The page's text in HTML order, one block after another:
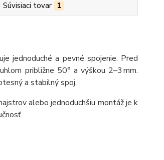
Súvisiaci tovar 1
jednoduché a pevné spojenie. Pred
približne 50° a výškou 2–3 mm.
a stabilný spoj.
alebo jednoduchšiu montáž je k